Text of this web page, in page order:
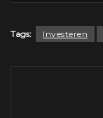
Tags: Investeren